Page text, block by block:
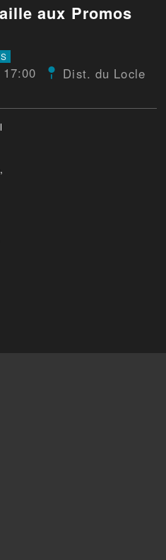
aux Promos
17:00
Dist. du Locle